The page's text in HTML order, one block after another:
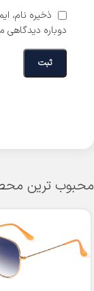
ذخیره نام،
دوباره دیدگاهی
محبوب ترین